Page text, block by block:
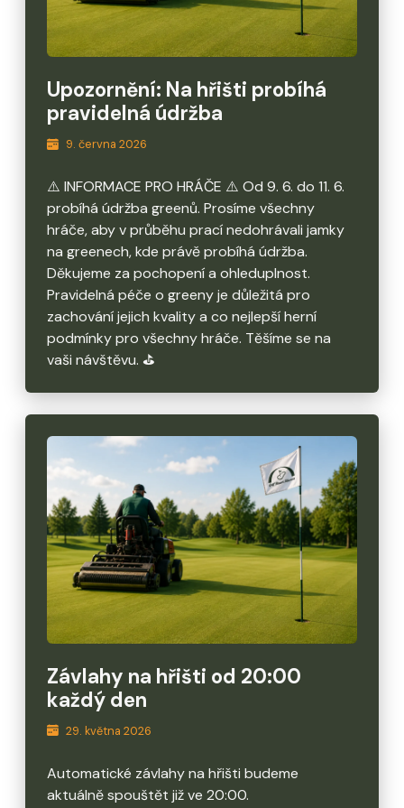
Upozornění: Na hřišti probíhá
pravidelná údržba
9. června 2026
⚠️ INFORMACE PRO HRÁČE ⚠️ Od 9. 6. do 11. 6.
probíhá údržba greenů. Prosíme všechny
hráče, aby v průběhu prací nedohrávali jamky
na greenech, kde právě probíhá údržba.
Děkujeme za pochopení a ohleduplnost.
Pravidelná péče o greeny je důležitá pro
zachování jejich kvality a co nejlepší herní
podmínky pro všechny hráče. Těšíme se na
vaši návštěvu. ⛳️
Závlahy na hřišti od 20:00
každý den
29. května 2026
Automatické závlahy na hřišti budeme
aktuálně spouštět již ve 20:00.